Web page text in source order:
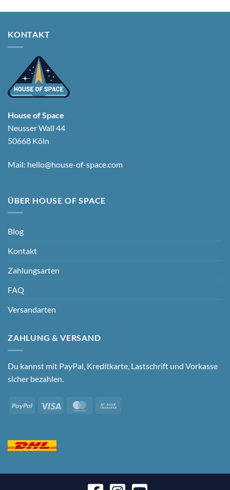
KONTAKT
House of Space
Neusser Wall 44
50668 Köln
Mail: hello@house-of-space.com
ÜBER HOUSE OF SPACE
Blog
Kontakt
Zahlungsarten
FAQ
Versandarten
ZAHLUNG & VERSAND
Du kannst mit PayPal, Kreditkarte, Lastschrift und Vorkasse
sicher bezahlen.
PayPal Visa MasterCard